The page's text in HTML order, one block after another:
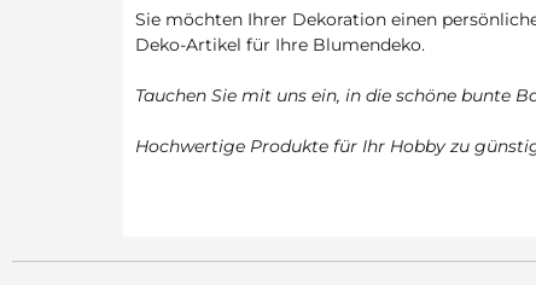
Sie möchten Ihrer Dekoration einen
Deko-Artikel für Ihre Blumendeko.
Tauchen Sie mit uns ein, in die schöne bunte
Hochwertige Produkte für Ihr Hobby zu